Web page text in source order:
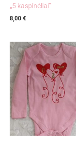
„5 kaspinėliai”
8,00 €